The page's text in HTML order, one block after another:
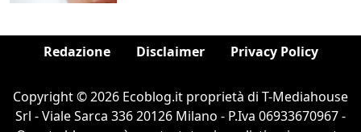
Redazione Disclaimer Privacy Policy
Copyright © 2026 Ecoblog.it proprietà di T-Mediahouse
Srl - Viale Sarca 336 20126 Milano - P.Iva 06933670967 -